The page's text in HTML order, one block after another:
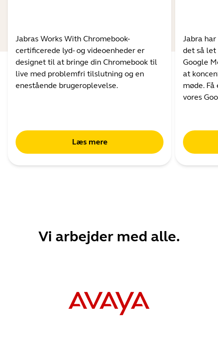
Jabras Works With Chromebook-
certificerede lyd- og videoenheder er
designet til at bringe din Chromebook til
live med problemfri tilslutning og en
enestående brugeroplevelse.
Læs mere
Jabra har
det så let
Google
at
møde.
vores
Vi arbejder med alle.